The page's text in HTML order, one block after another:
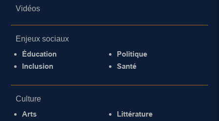
Vidéos
Enjeux sociaux
Éducation
Inclusion
Politique
Santé
Culture
Arts
Littérature